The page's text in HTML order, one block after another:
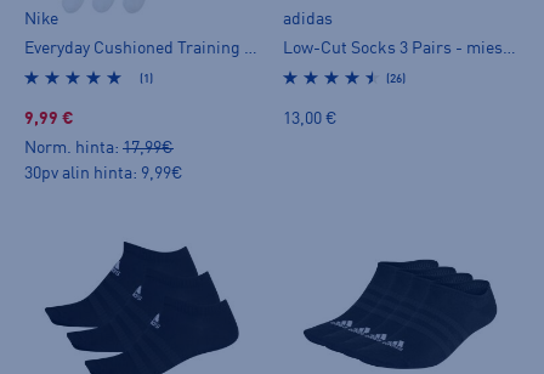
Nike
Everyday Cushioned Training No-Show Socks 3 Pairs - miesten varrettomat sukat
(1)
9,99 €
Norm. hinta: 17,99€
30pv alin hinta: 9,99€
adidas
Low-Cut Socks 3 Pairs - miesten varrettomat sukat
(26)
13,00 €